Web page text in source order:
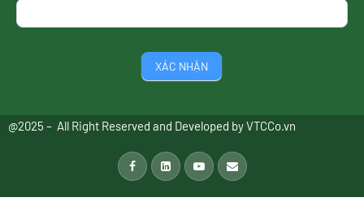
XÁC NHẬN
@2025 – All Right Reserved and Developed byVTCCo.vn